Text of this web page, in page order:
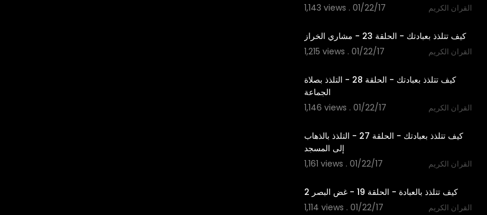
1,143 views . 01/22/17
القران الكريم
‫كيف تتلذذ بعبادتك - الحلقة 23 - مشاري الخراز‬‎
1,215 views . 01/22/17
القران الكريم
‫كيف تتلذذ بعبادتك - الحلقة 28 - التلذذ بصلاة
1,146 views . 01/22/17
القران الكريم
‫كيف تتلذذ بعبادتك - الحلقة 27 - التلذذ بالذهاب
1,161 views . 01/22/17
القران الكريم
‫كيف تتلذذ بالعبادة - الحلقة 19 - غض البصر 2‬‎
1,114 views . 01/22/17
القران الكريم